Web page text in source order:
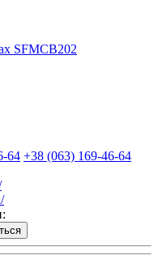
SFMCB202
64 +38 (063) 169-46-64